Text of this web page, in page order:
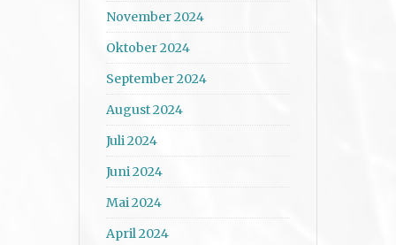
November 2024
Oktober 2024
September 2024
August 2024
Juli 2024
Juni 2024
Mai 2024
April 2024